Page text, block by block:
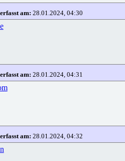
am: 28.01.2024, 04:30
am: 28.01.2024, 04:31
am: 28.01.2024, 04:32